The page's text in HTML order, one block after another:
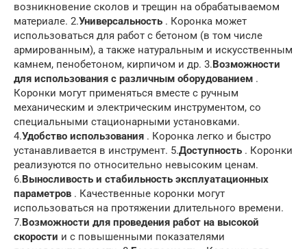
возникновение сколов и трещин на обрабатываемом
материале. 2.Универсальность . Коронка может
использоваться для работ с бетоном (в том числе
армированным), а также натуральным и искусственным
камнем, пенобетоном, кирпичом и др. 3.Возможности
для использования с различным оборудованием .
Коронки могут применяться вместе с ручным
механическим и электрическим инструментом, со
специальными стационарными установками.
4.Удобство использования . Коронка легко и быстро
устанавливается в инструмент. 5.Доступность . Коронки
реализуются по относительно невысоким ценам.
6.Выносливость и стабильность эксплуатационных
параметров . Качественные коронки могут
использоваться на протяжении длительного времени.
7.Возможности для проведения работ на высокой
скорости и с повышенными показателями